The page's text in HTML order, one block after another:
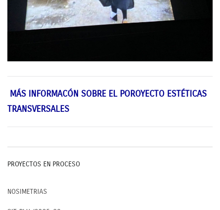
MÁS INFORMACÓN SOBRE EL POROYECTO ESTÉTICAS
TRANSVERSALES
PROYECTOS EN PROCESO
NOSIMETRIAS